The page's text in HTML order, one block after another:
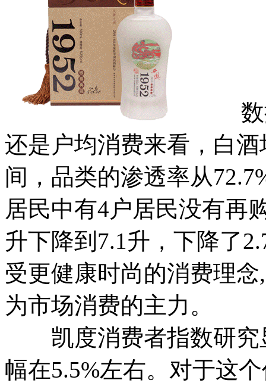
数据
还是户均消费来看，白
间，品类的渗透率从
居民中有4户居民没有再
升下降到7.1升，下降了
受更健康时尚的消费理
为市场消费的主力。
凯度消费者指数研究
幅在5.5%左右。对于这